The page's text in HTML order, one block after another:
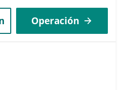
Operación